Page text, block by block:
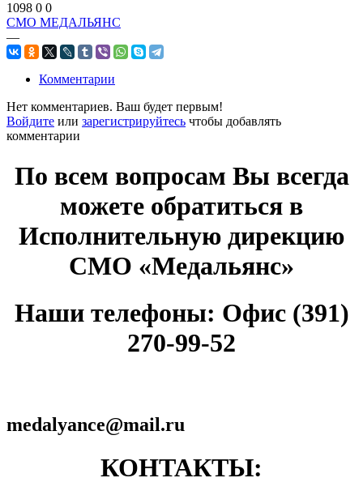
1098 0 0
СМО МЕДАЛЬЯНС
—
Комментарии
Нет комментариев. Ваш будет первым!
Войдите или зарегистрируйтесь чтобы добавлять
комментарии
По всем вопросам Вы всегда
можете обратиться в
Исполнительную дирекцию
СМО «Медальянс»
Наши телефоны: Офис (391)
270-99-52
medalyance@mail.ru
КОНТАКТЫ: